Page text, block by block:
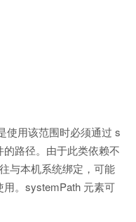
使用该范围时必须通过 s
路径。由于此类依赖不
与本机系统绑定，可能
。systemPath 元素可